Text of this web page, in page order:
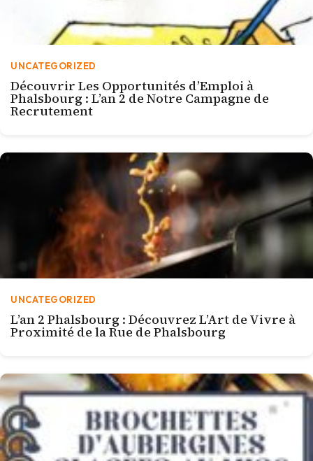
UNCATEGORIZED
Découvrir Les Opportunités d’Emploi à
Phalsbourg : L’an 2 de Notre Campagne de
Recrutement
UNCATEGORIZED
L’an 2 Phalsbourg : Découvrez L’Art de Vivre à
Proximité de la Rue de Phalsbourg